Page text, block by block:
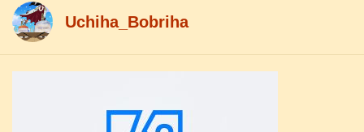
Uchiha_Bobriha